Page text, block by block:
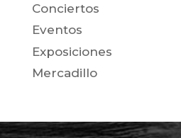
Conciertos
Eventos
Exposiciones
Mercadillo